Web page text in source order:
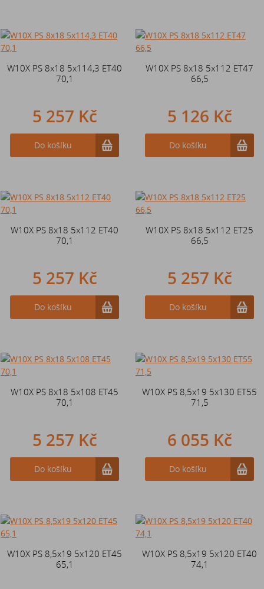
W10X PS 8x18 5x114,3 ET40
70,1
5 257 Kč
Do košíku
W10X PS 8x18 5x112 ET47
66,5
5 126 Kč
Do košíku
W10X PS 8x18 5x112 ET40
70,1
5 257 Kč
Do košíku
W10X PS 8x18 5x112 ET25
66,5
5 257 Kč
Do košíku
W10X PS 8x18 5x108 ET45
70,1
5 257 Kč
Do košíku
W10X PS 8,5x19 5x130 ET55
71,5
6 055 Kč
Do košíku
W10X PS 8,5x19 5x120 ET45
65,1
W10X PS 8,5x19 5x120 ET40
74,1